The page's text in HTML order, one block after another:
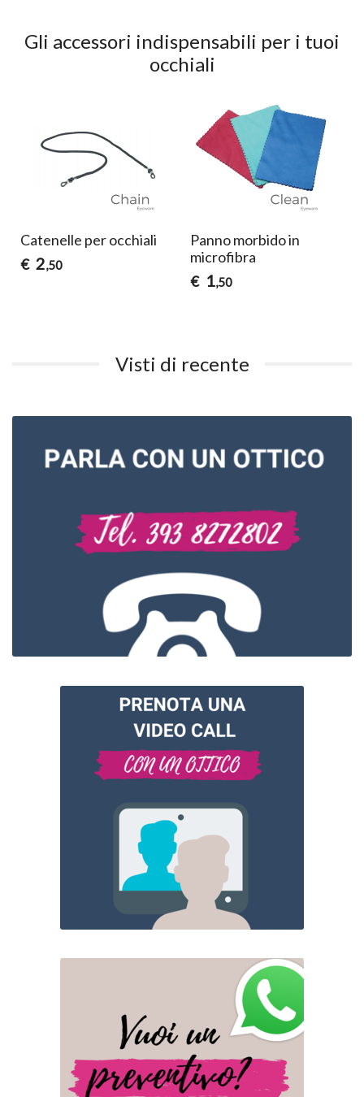
Gli accessori indispensabili per i tuoi
occhiali
Catenelle per occhiali
€ 2,50
Panno morbido in
microfibra
€ 1,50
Visti di recente